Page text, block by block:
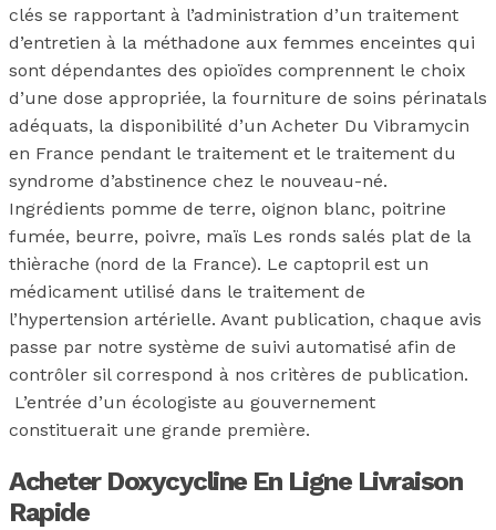
clés se rapportant à l’administration d’un traitement
d’entretien à la méthadone aux femmes enceintes qui
sont dépendantes des opioïdes comprennent le choix
d’une dose appropriée, la fourniture de soins périnatals
adéquats, la disponibilité d’un Acheter Du Vibramycin
en France pendant le traitement et le traitement du
syndrome d’abstinence chez le nouveau-né.
Ingrédients pomme de terre, oignon blanc, poitrine
fumée, beurre, poivre, maïs Les ronds salés plat de la
thièrache (nord de la France). Le captopril est un
médicament utilisé dans le traitement de
l’hypertension artérielle. Avant publication, chaque avis
passe par notre système de suivi automatisé afin de
contrôler sil correspond à nos critères de publication.
L’entrée d’un écologiste au gouvernement
constituerait une grande première.
Acheter Doxycycline En Ligne Livraison
Rapide